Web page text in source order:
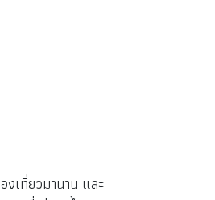
งเที่ยวมานาน และ